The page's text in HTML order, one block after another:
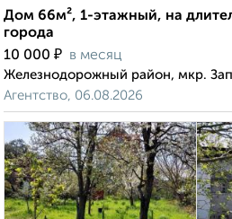
Дом 66м², 1-этажный, на
города
10 000 ₽ в месяц
Железнодорожный район, мкр.
Агентство, 06.08.2026